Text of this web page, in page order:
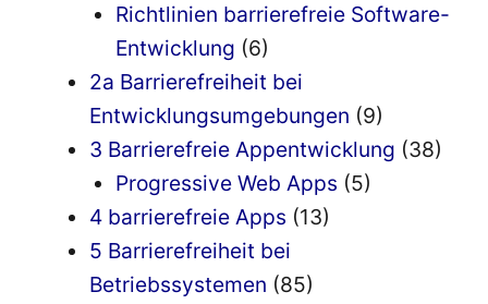
Richtlinien barrierefreie Software-
Entwicklung (6)
2a Barrierefreiheit bei
Entwicklungsumgebungen (9)
3 Barrierefreie Appentwicklung (38)
Progressive Web Apps (5)
4 barrierefreie Apps (13)
5 Barrierefreiheit bei
Betriebssystemen (85)